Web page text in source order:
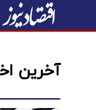
آخرین